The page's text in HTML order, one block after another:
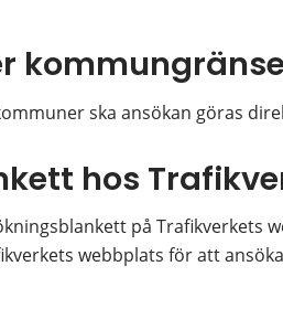
ska ansökan göras
hos
på Trafikverkets
webbplats för att
webbplats.